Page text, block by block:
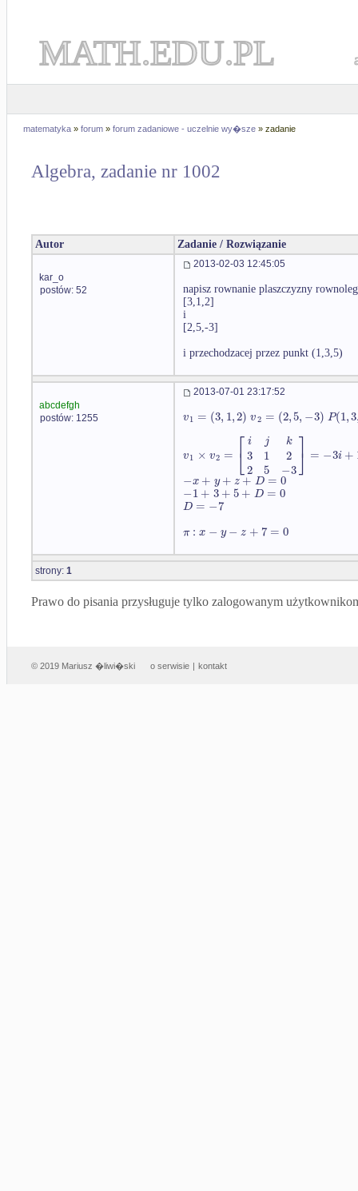
MATH.EDU.PL
matematyka » forum » forum zadaniowe - uczelnie wy�sze » zadanie
Algebra, zadanie nr 1002
Autor Zadanie / Rozwiązanie
kar_o
postów: 52
2013-02-03 12:45:05
napisz rownanie plaszczyzny
[3,1,2]
i
[2,5,-3]
i przechodzacej przez punkt (1,3,5)
abcdefgh
postów: 1255
2013-07-01 23:17:52
v1 = (3, 1,2) v2 = (2,5, −3) P(1,3
v1 × v2 = ⎡
⎣
i
3
2
j
1
5
k
2
−3
⎤
⎦ = −3i+
−x+ y +z+ D = 0
−1+ 3+5+ D = 0
D = −7
π : x − y− z + 7 = 0
strony: 1
Prawo do pisania przysługuje tylko zalogowanym
© 2019 Mariusz �liwi�ski o serwisie | kontakt